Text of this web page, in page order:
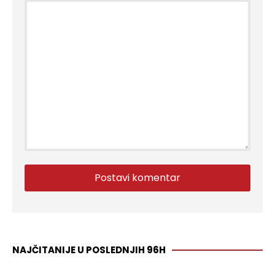
NAJČITANIJE U POSLEDNJIH 96H